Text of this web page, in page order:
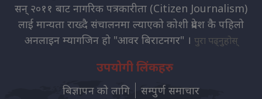
सन् २०११ बाट नागरिक पत्रकारीता (Citizen Journalism)
लाई मान्यता राख्दै संचालनमा ल्याएको कोशी प्रदेश कै पहिलो
अनलाइन म्यागजिन हो "आवर बिराटनगर" । पुरा पढ्नुहोस्
उपयोगी लिंकहरु
बिज्ञापन को लागि सम्पुर्ण समाचार